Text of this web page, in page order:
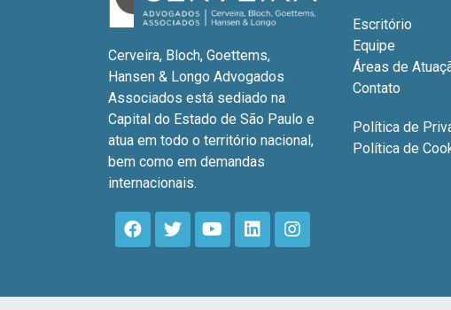
Cerveira, Bloch, Goettems,
Hansen & Longo Advogados
Associados está sediado na
Capital do Estado de São Paulo e
atua em todo o território nacional,
bem como em demandas
internacionais.
Escritório
Equipe
Áreas de
Contato
Política de
Política de